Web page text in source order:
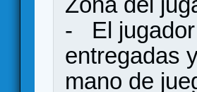
- El jugador
entregadas
mano de